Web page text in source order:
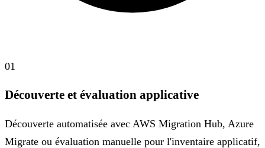
01
Découverte et évaluation applicative
Découverte automatisée avec AWS Migration Hub, Azure
Migrate ou évaluation manuelle pour l'inventaire applicatif,